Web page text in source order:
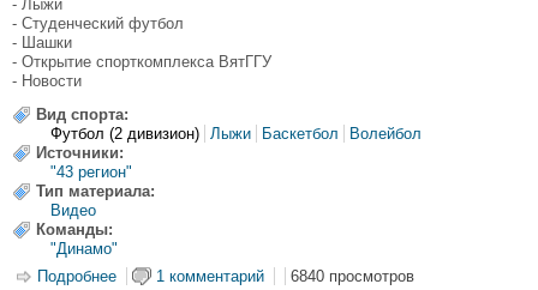
- Лыжи
- Студенческий футбол
- Шашки
- Открытие спорткомплекса ВятГГУ
- Новости
Вид спорта:
Футбол (2 дивизион)
Лыжи Баскетбол
Волейбол
Источники:
"43 регион"
Тип материала:
Видео
Команды:
"Динамо"
Подробнее о "Спорт за неделю" (от 31.01.2010 г.)
1 комментарий 6840 просмотров